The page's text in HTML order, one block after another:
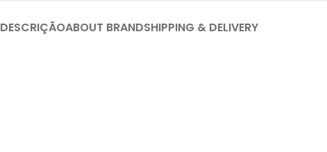
DESCRIÇÃOABOUT BRANDSHIPPING & DELIVERY